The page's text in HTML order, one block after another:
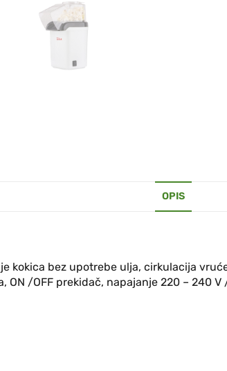
OPIS
kokica bez upotrebe ulja, cirkulacija
/OFF prekidač, napajanje 220 – 240 V